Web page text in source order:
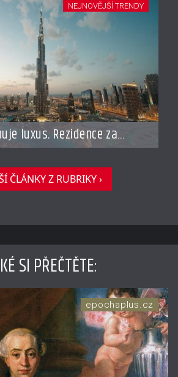
luxus. Rezidence za
připomínají soukromé
NEJNOVĚJŠÍ TRENDY
ČLÁNKY Z RUBRIKY ›
SI PŘEČTĚTE:
epochaplus.cz